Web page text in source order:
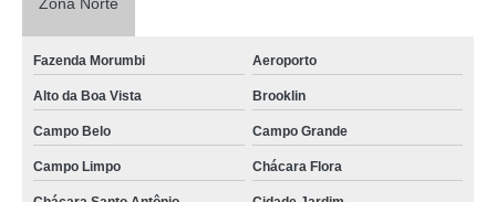
Fazenda Morumbi Aeroporto
Alto da Boa Vista Brooklin
Campo Belo Campo Grande
Campo Limpo Chácara Flora